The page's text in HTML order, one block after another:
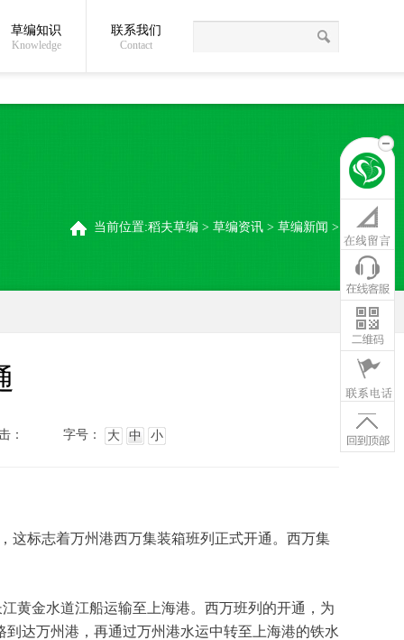
关于我们 草编常识 稻夫草编制品厂
草编知识
Knowledge
联系我们
Contact
当前位置:稻夫草编 > 草编资讯 > 草编新闻 >
： 字号： 大 中 小
这标志着万州港西万集装箱班列正式开通。西万集
黄金水道江船运输至上海港。西万班列的开通，为
达万州港，再通过万州港水运中转至上海港的铁水